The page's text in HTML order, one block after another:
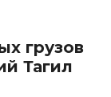
грузов
Тагил